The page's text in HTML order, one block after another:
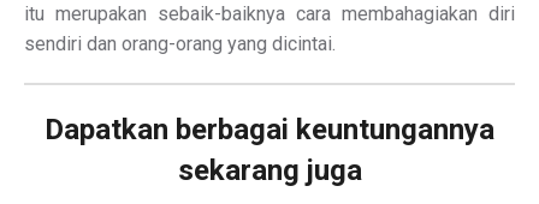
itu merupakan sebaik-baiknya cara membahagiakan diri
sendiri dan orang-orang yang dicintai.
Dapatkan berbagai keuntungannya
sekarang juga